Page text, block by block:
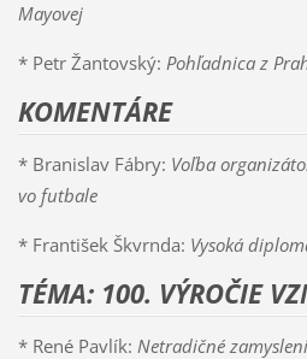
Mayovej
* Petr Žantovský: Pohľadnica z
KOMENTÁRE
* Branislav Fábry: Voľba
vo futbale
* František Škvrnda: Vysoká
TÉMA: 100. VÝROČIE
* René Pavlík: Netradičné